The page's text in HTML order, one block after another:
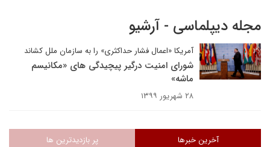
مجله دیپلماسی - آرشیو
آمریکا «اعمال فشار حداکثری» را به سازمان ملل کشاند
شورای امنیت درگیر پیچیدگی های «مکانیسم
ماشه»
۲۸ شهریور ۱۳۹۹
آخرین خبرها پر بازدیدترین ها